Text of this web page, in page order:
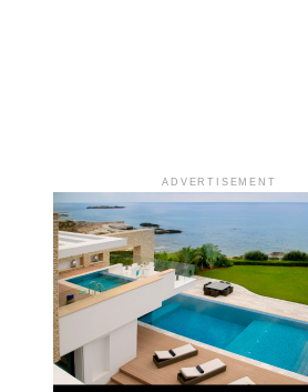
ADVERTISEMENT